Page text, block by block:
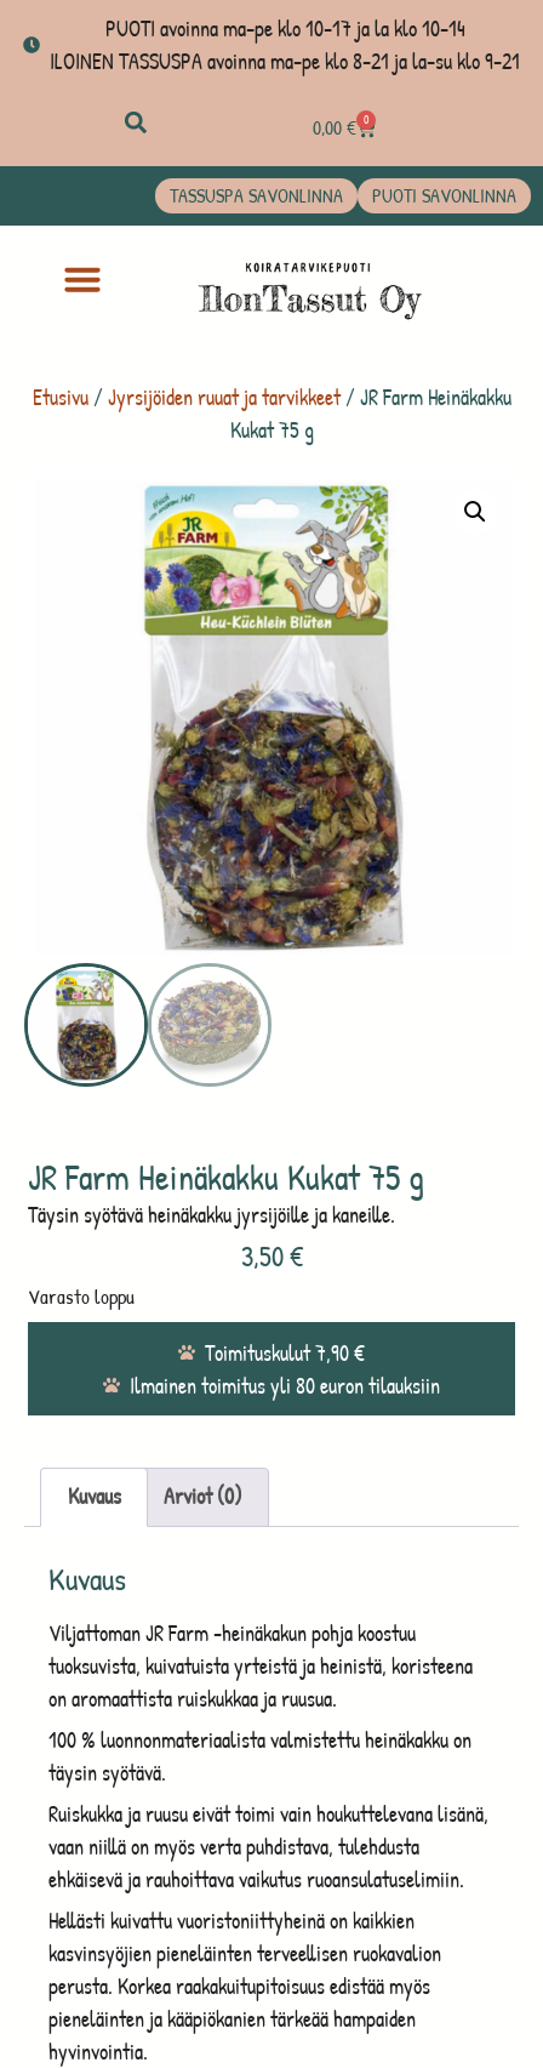
PUOTI avoinna ma-pe klo 10-17 ja la klo 10-14
ILOINEN TASSUSPA avoinna ma-pe klo 8-21 ja la-su klo 9-21
0,00€ 0
TASSUSPA SAVONLINNA PUOTI SAVONLINNA
Etusivu/Jyrsijöiden ruuat ja tarvikkeet/ JR Farm Heinäkakku
Kukat 75 g
JR Farm Heinäkakku Kukat 75 g
Täysin syötävä heinäkakku jyrsijöille ja kaneille.
3,50€
Varasto loppu
Toimituskulut 7,90 €
Ilmainen toimitus yli 80 euron tilauksiin
Kuvaus Arviot (0)
Kuvaus
Viljattoman JR Farm -heinäkakun pohja koostuu
tuoksuvista, kuivatuista yrteistä ja heinistä, koristeena
on aromaattista ruiskukkaa ja ruusua.
100 % luonnonmateriaalista valmistettu heinäkakku on
täysin syötävä.
Ruiskukka ja ruusu eivät toimi vain houkuttelevana lisänä,
vaan niillä on myös verta puhdistava, tulehdusta
ehkäisevä ja rauhoittava vaikutus ruoansulatuselimiin.
Hellästi kuivattu vuoristoniittyheinä on kaikkien
kasvinsyöjien pieneläinten terveellisen ruokavalion
perusta. Korkea raakakuitupitoisuus edistää myös
pieneläinten ja kääpiökanien tärkeää hampaiden
hyvinvointia.